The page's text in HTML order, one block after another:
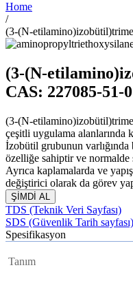
Home
/
(3-(N-
(3-(N-
CAS: 227085-51-0
(3-(N-
çeşitli uygulama alanlarında
İzobütil grubunun
özelliğe sahiptir ve
Ayrıca kaplamalarda ve
değiştirici olarak da görev
ŞİMDİ AL
TDS (Teknik Veri Sayfası)
SDS (Güvenlik Tarih sayfası)
Spesifikasyon
Tanım